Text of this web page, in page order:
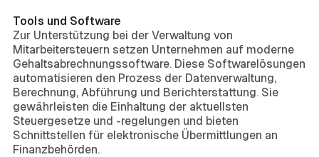
Tools und Software
Zur Unterstützung bei der Verwaltung von
Mitarbeitersteuern setzen Unternehmen auf moderne
Gehaltsabrechnungssoftware. Diese Softwarelösungen
automatisieren den Prozess der Datenverwaltung,
Berechnung, Abführung und Berichterstattung. Sie
gewährleisten die Einhaltung der aktuellsten
Steuergesetze und -regelungen und bieten
Schnittstellen für elektronische Übermittlungen an
Finanzbehörden.